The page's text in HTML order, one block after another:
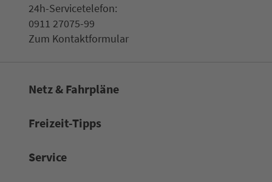
24h-Ser­vice­te­le­fon:
0911 27075-99
Zum Kon­taktformular
Netz & Fahrpläne
Frei­zeit-Tipps
Service